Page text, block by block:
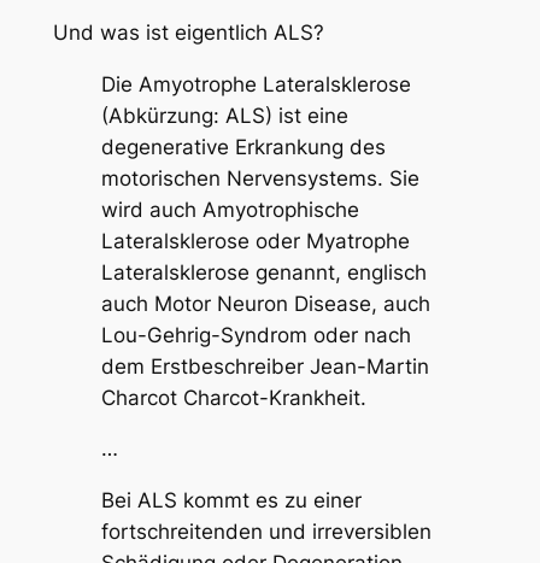
Und was ist eigentlich ALS?
Die Amyotrophe Lateralsklerose
(Abkürzung: ALS) ist eine
degenerative Erkrankung des
motorischen Nervensystems. Sie
wird auch Amyotrophische
Lateralsklerose oder Myatrophe
Lateralsklerose genannt, englisch
auch Motor Neuron Disease, auch
Lou-Gehrig-Syndrom oder nach
dem Erstbeschreiber Jean-Martin
Charcot Charcot-Krankheit.
…
Bei ALS kommt es zu einer
fortschreitenden und irreversiblen